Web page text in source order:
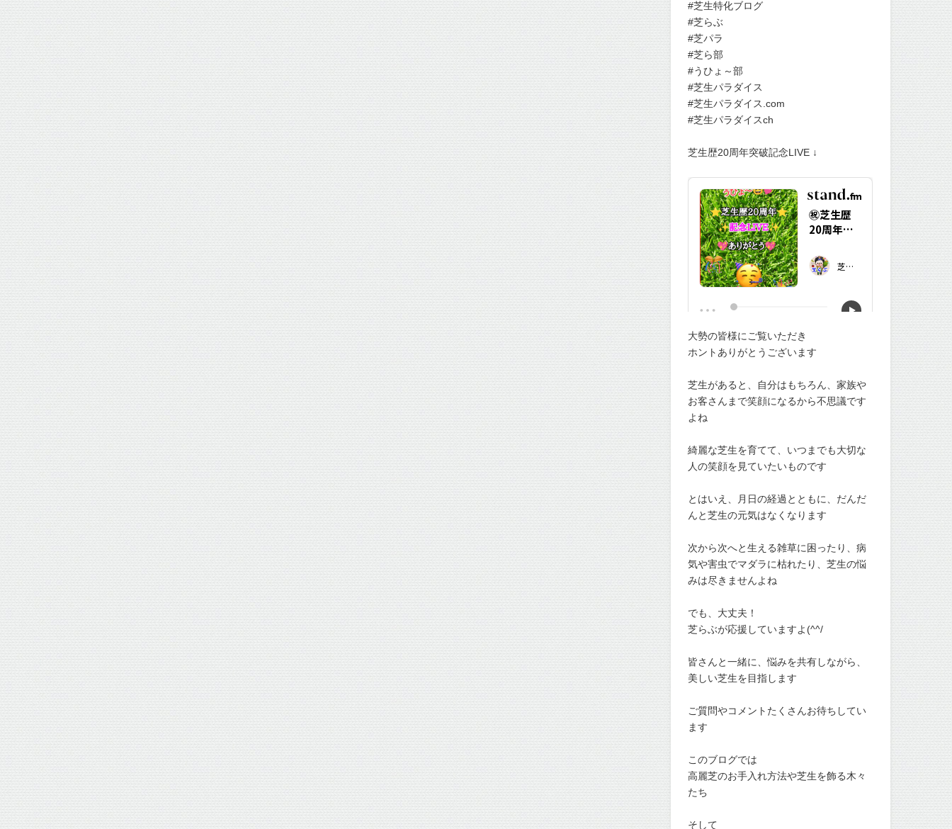
#芝生特化ブログ
#芝らぶ
#芝パラ
#芝ら部
#うひょ～部
#芝生パラダイス
#芝生パラダイス.com
#芝生パラダイスch
芝生歴20周年突破記念LIVE ↓
大勢の皆様にご覧いただき
ホントありがとうございます
芝生があると、自分はもちろん、家族や
お客さんまで笑顔になるから不思議です
よね
綺麗な芝生を育てて、いつまでも大切な
人の笑顔を見ていたいものです
とはいえ、月日の経過とともに、だんだ
んと芝生の元気はなくなります
次から次へと生える雑草に困ったり、病
気や害虫でマダラに枯れたり、芝生の悩
みは尽きませんよね
でも、大丈夫！
芝らぶが応援していますよ(^^/
皆さんと一緒に、悩みを共有しながら、
美しい芝生を目指します
ご質問やコメントたくさんお待ちしてい
ます
このブログでは
高麗芝のお手入れ方法や芝生を飾る木々
たち
そして